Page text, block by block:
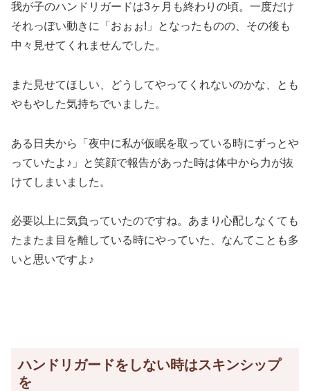
我が子のハンドリガードは3ヶ月も終わりの頃。一度だけ
それっぽい動きに「おぉぉ!」となったものの、その後も
中々見せてくれませんでした。
また見せてほしい、どうしてやってくれないのかな、とも
やもやした気持ちでいました。
ある日夫から「夜中に私が仮眠を取っている時にずっとや
っていたよ♪」と笑顔で報告があった時は体中から力が抜
けてしまいました。
必要以上に気負っていたのですね。あまり心配しなくても
たまたま目を離している時にやっていた、なんてことも多
いと思いですよ♪
ハンドリガードをしない時はスキンシップ
を